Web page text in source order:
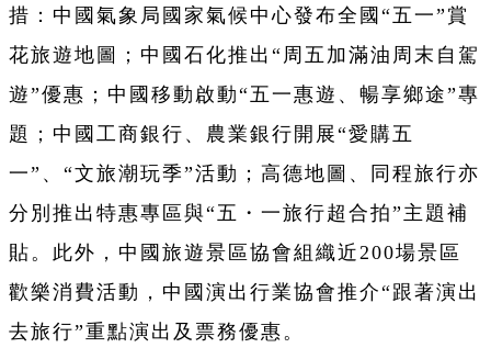
措：中國氣象局國家氣候中心發布全國“五一”賞
花旅遊地圖；中國石化推出“周五加滿油周末自駕
遊”優惠；中國移動啟動“五一惠遊、暢享鄉途”專
題；中國工商銀行、農業銀行開展“愛購五
一”、“文旅潮玩季”活動；高德地圖、同程旅行亦
分別推出特惠專區與“五・一旅行超合拍”主題補
貼。此外，中國旅遊景區協會組織近200場景區
歡樂消費活動，中國演出行業協會推介“跟著演出
去旅行”重點演出及票務優惠。